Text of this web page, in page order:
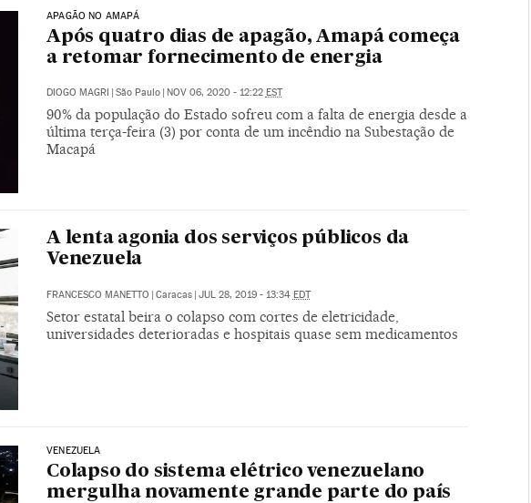
APAGÃO NO AMAPÁ
Após quatro dias de apagão, Amapá começa
a retomar fornecimento de energia
DIOGO MAGRI São Paulo NOV 06, 2020 - 12:22 EST
90% da população do Estado sofreu com a falta de energia desde a
última terça-feira (3) por conta de um incêndio na Subestação de
Macapá
A lenta agonia dos serviços públicos da
Venezuela
FRANCESCO MANETTO Caracas JUL 28, 2019 - 13:34 EDT
Setor estatal beira o colapso com cortes de eletricidade,
universidades deterioradas e hospitais quase sem medicamentos
VENEZUELA
Colapso do sistema elétrico venezuelano
mergulha novamente grande parte do país